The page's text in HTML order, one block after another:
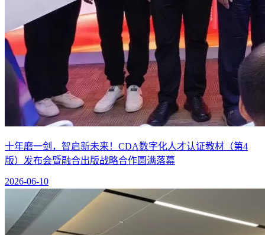
十年磨一剑，智启新未来！CDA数字化人才认证教材（第4
版）发布会暨融合出版战略合作圆满落幕
2026-06-10